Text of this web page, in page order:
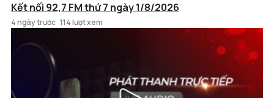
Kết nối 92,7 FM thứ 7 ngày 1/8/2026
4 ngày trước 114 lượt xem